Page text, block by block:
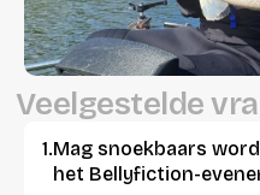
Veelgestelde vra
Mag snoekbaars
het Bellyfiction-